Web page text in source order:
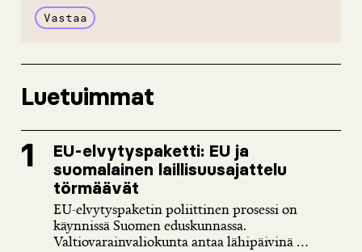
Vastaa
Luetuimmat
EU-elvytyspaketti: EU ja
suomalainen laillisuusajattelu
törmäävät
EU-elvytyspaketin poliittinen prosessi on
käynnissä Suomen eduskunnassa.
Valtiovarainvaliokunta antaa lähipäivinä ...